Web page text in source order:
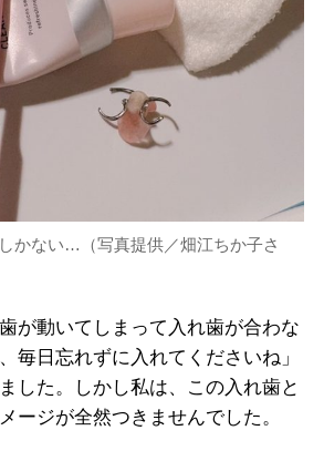
かない…（写真提供／畑江ちか子さ
が動いてしまって入れ歯が合わな
毎日忘れずに入れてくださいね」
した。しかし私は、この入れ歯と
ージが全然つきませんでした。